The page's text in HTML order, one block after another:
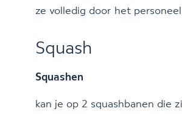
ze volledig door het
Squash
Squashen
kan je op 2 squashbanen die